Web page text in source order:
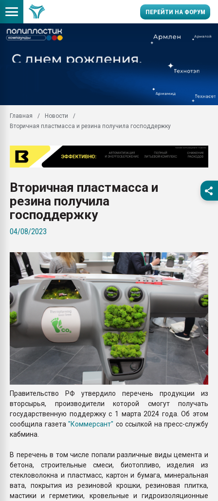
ПЕРЕЙТИ НА ФОРУМ
заводу пластмасс"
Подмосковье, Москва
28.07.2026
пластмасс
28.07.2026
ПЕРЕЙТИ НА
Главная
Новости
Вторичная пластмасса и резина получила господдержку
Вторичная пластмасса и
резина получила
господдержку
04/08/2023
Правительство РФ утвердило перечень продукции из
вторсырья, производители которой смогут получать
государственную поддержку с 1 марта 2024 года. Об этом
сообщила газета "Коммерсант" со ссылкой на пресс-службу
кабмина.
В перечень в том числе попали различные виды цемента и
бетона, строительные смеси, биотопливо, изделия из
стекловолокна и пластмасс, картон и бумага, минеральная
вата, покрытия из резиновой крошки, резиновая плитка,
мастики и герметики, кровельные и гидроизоляционные